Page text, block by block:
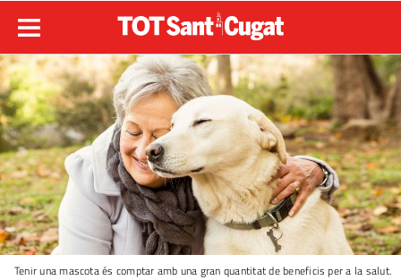
Tenir una mascota és comptar amb una gran quantitat de beneficis per a la salut.